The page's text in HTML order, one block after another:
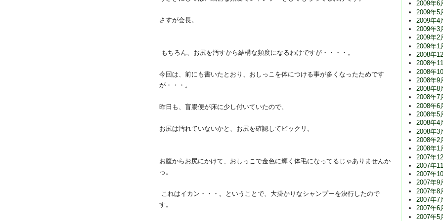
さすが会長。
もちろん、お尻を汚すから結構な頻度になるわけですが・・・・。
今回は、前にも書いたとおり、おしっこを体につける事が多くなったためです
が・・・。
昨日も、盲腸便が床に少し付いていたので、
お尻は汚れていないかと、お尻を確認してビックリ。
お腹からお尻にかけて、おしっこで金色に輝く体毛になってるじゃありませんか
っ。
これはイカン・・・。ということで、大掛かりなシャンプーを決行したので
す。
2009年6
2009年5
2009年4
2009年3
2009年2
2009年1
2008年
2008年
2008年
2008年9
2008年8
2008年7
2008年6
2008年5
2008年4
2008年3
2008年2
2008年1
2007年
2007年
2007年
2007年9
2007年8
2007年7
2007年6
2007年5